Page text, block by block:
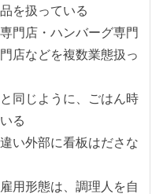
を扱っている
門店・ハンバーグ専門
店などを複数業態扱っ
同じように、ごはん時
る
い外部に看板はださな
用形態は、調理人を自